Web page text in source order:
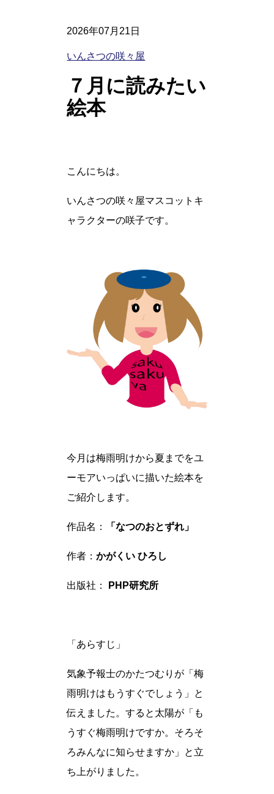
2026年07月21日
いんさつの咲々屋
７月に読みたい
絵本
こんにちは。
いんさつの咲々屋マスコットキ
ャラクターの咲子です。
今月は梅雨明けから夏までをユ
ーモアいっぱいに描いた絵本を
ご紹介します。
作品名： 「なつのおとずれ」
作者：かがくい ひろし
出版社： PHP研究所
「あらすじ」
気象予報士のかたつむりが「梅
雨明けはもうすぐでしょう」と
伝えました。すると太陽が「も
うすぐ梅雨明けですか。そろそ
ろみんなに知らせますか」と立
ち上がりました。